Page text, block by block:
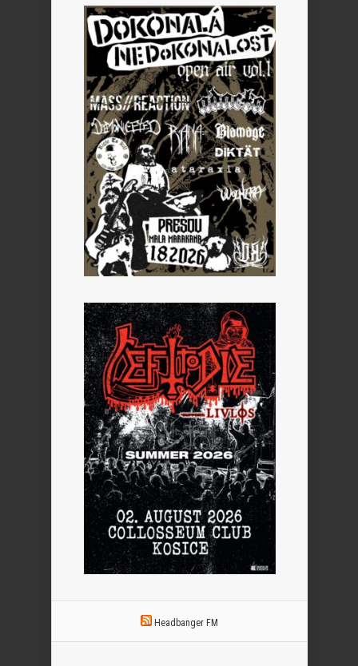
Headbanger FM